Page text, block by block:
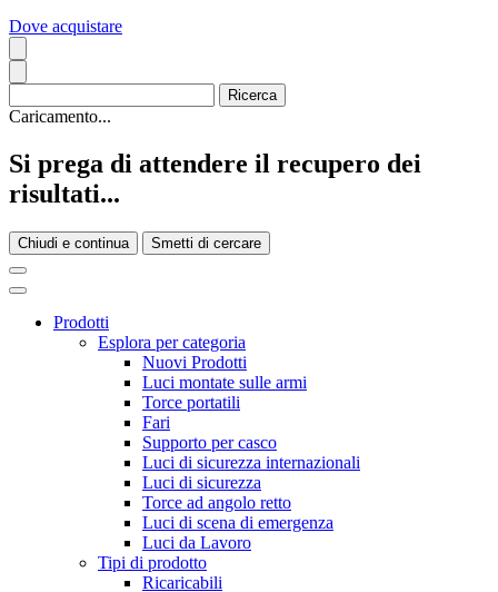
Dove acquistare
Caricamento...
Si prega di attendere il recupero dei
risultati...
Chiudi e continua Smetti di cercare
Prodotti
Esplora per categoria
Nuovi Prodotti
Luci montate sulle armi
Torce portatili
Fari
Supporto per casco
Luci di sicurezza internazionali
Luci di sicurezza
Torce ad angolo retto
Luci di scena di emergenza
Luci da Lavoro
Tipi di prodotto
Ricaricabili